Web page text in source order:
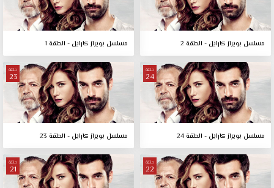
مسلسل بويراز كارايل - الحلقة 2 مسلسل بويراز كارايل - الحلقة 1
حلقة
24
مسلسل بويراز كارايل - الحلقة 24
حلقة
23
مسلسل بويراز كارايل - الحلقة 23
حلقة
22
حلقة
21